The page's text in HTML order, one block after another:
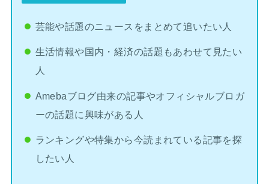
芸能や話題のニュースをまとめて追いたい人
生活情報や国内・経済の話題もあわせて見たい
人
Amebaブログ由来の記事やオフィシャルブロガ
ーの話題に興味がある人
ランキングや特集から今読まれている記事を探
したい人